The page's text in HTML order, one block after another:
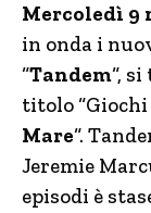
Mercoledì 9
in onda i
“Tandem“,
titolo “Giochi
Mare“.
Jeremie
episodi è